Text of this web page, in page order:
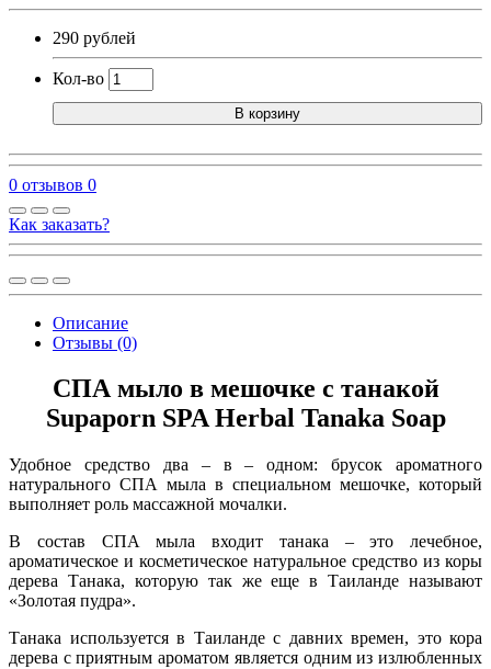
290 рублей
Кол-во
В корзину
0 отзывов 0
Как заказать?
Описание
Отзывы (0)
СПА мыло в мешочке с танакой
Supaporn SPA Herbal Tanaka Soap
Удобное средство два – в – одном: брусок ароматного
натурального СПА мыла в специальном мешочке, который
выполняет роль массажной мочалки.
В состав СПА мыла входит танака – это лечебное,
ароматическое и косметическое натуральное средство из коры
дерева Танака, которую так же еще в Таиланде называют
«Золотая пудра».
Танака используется в Таиланде с давних времен, это кора
дерева с приятным ароматом является одним из излюбленных